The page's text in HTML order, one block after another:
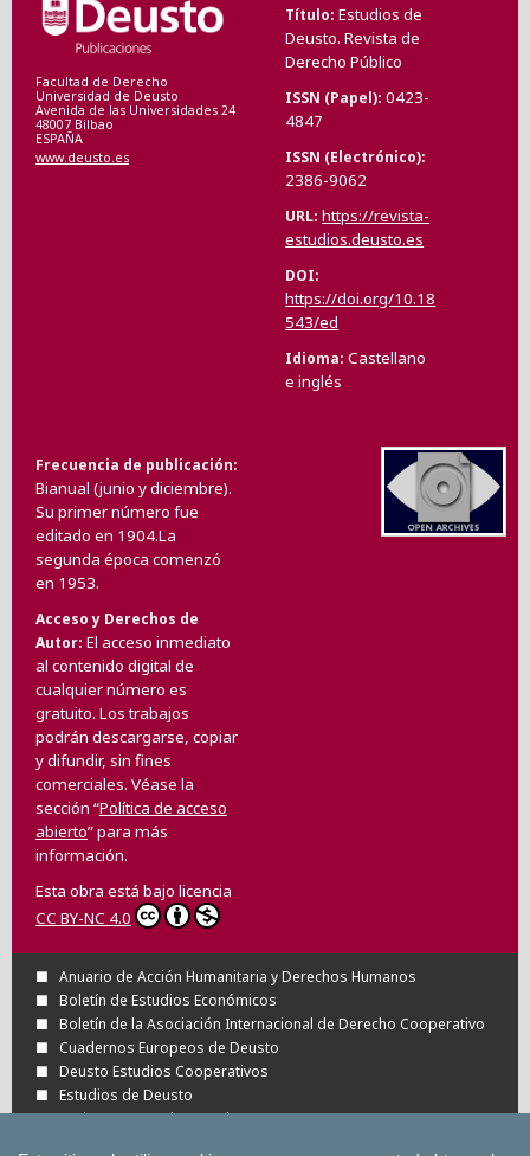
Facultad de Derecho
Universidad de Deusto
Avenida de las Universidades 24
48007 Bilbao
ESPAÑA
www.deusto.es
Título Estudios de
Deusto. Revista de
Derecho Público
ISSN (Papel) 0423-
4847
ISSN (Electrónico)
2386-9062
URL https://revista-
estudios.deusto.es
DOI
https://doi.org/10.18
543/ed
Idioma Castellano
e inglés
Frecuencia de publicación
Bianual (junio y diciembre).
Su primer número fue
editado en 1904.La
segunda época comenzó
en 1953.
Acceso y Derechos de
Autor El acceso inmediato
al contenido digital de
cualquier número es
gratuito. Los trabajos
podrán descargarse, copiar
y difundir, sin fines
comerciales. Véase la
sección “Política de acceso
abierto” para más
información.
Esta obra está bajo licencia
CC BY-NC 4.0
Anuario de Acción Humanitaria y Derechos Humanos
Boletín de Estudios Económicos
Boletín de la Asociación Internacional de Derecho Cooperativo
Cuadernos Europeos de Deusto
Deusto Estudios Cooperativos
Estudios de Deusto
Revista Deusto de Derechos Humanos